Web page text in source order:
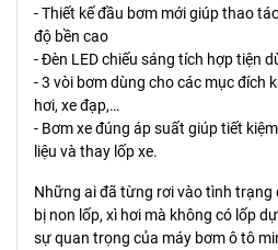
- Thiết kế đầu bơm mới giúp thao
độ bền cao
- Đèn LED chiếu sáng tích hợp tiện
- 3 vòi bơm dùng cho các mục đích
hơi, xe đạp,…
- Bơm xe đúng áp suất giúp tiết
liệu và thay lốp xe.
Những ai đã từng rơi vào tình trạng
bị non lốp, xì hơi mà không có lốp
sự quan trọng của máy bơm ô tô